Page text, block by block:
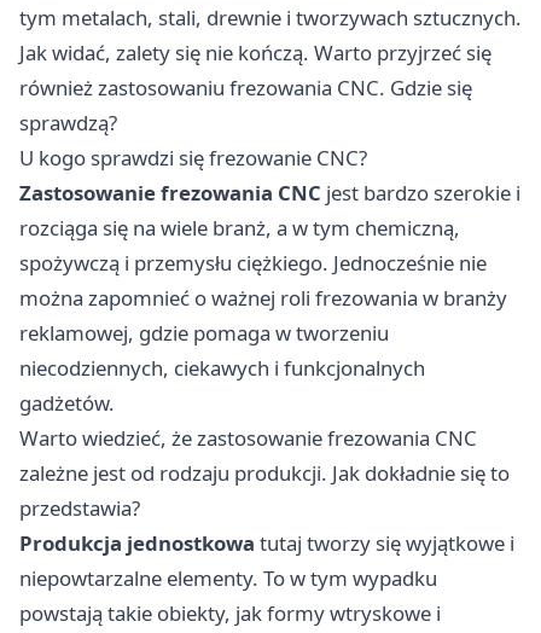
tym metalach, stali, drewnie i tworzywach sztucznych.
Jak widać, zalety się nie kończą. Warto przyjrzeć się
również zastosowaniu frezowania CNC. Gdzie się
sprawdzą?
U kogo sprawdzi się frezowanie CNC?
Zastosowanie frezowania CNC jest bardzo szerokie i
rozciąga się na wiele branż, a w tym chemiczną,
spożywczą i przemysłu ciężkiego. Jednocześnie nie
można zapomnieć o ważnej roli frezowania w branży
reklamowej, gdzie pomaga w tworzeniu
niecodziennych, ciekawych i funkcjonalnych
gadżetów.
Warto wiedzieć, że zastosowanie frezowania CNC
zależne jest od rodzaju produkcji. Jak dokładnie się to
przedstawia?
Produkcja jednostkowa tutaj tworzy się wyjątkowe i
niepowtarzalne elementy. To w tym wypadku
powstają takie obiekty, jak formy wtryskowe i